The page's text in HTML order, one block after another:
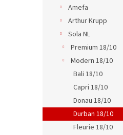
Amefa
Arthur Krupp
Sola NL
Premium 18/10
Modern 18/10
Bali 18/10
Capri 18/10
Donau 18/10
Durban 18/10
Fleurie 18/10